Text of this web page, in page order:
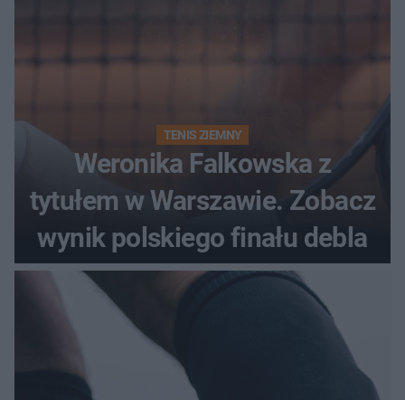
TENIS ZIEMNY
Weronika Falkowska z
tytułem w Warszawie. Zobacz
wynik polskiego finału debla